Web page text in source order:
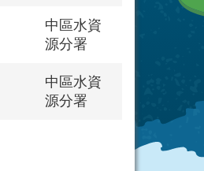
中區水資
源分署
中區水資
源分署